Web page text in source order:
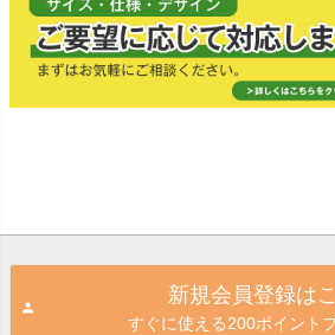
新規会員登録は
すぐに使える200ポイント